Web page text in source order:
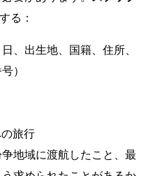
る：
、出生地、国籍、住所、
）
旅行
地域に渡航したこと、最